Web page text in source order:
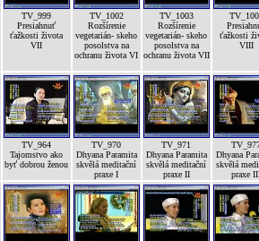
TV_999
Presiahnuť
ťažkosti života
VII
TV_1002
Rozšírenie
vegetarián- skeho
posolstva na
ochranu života VI
TV_1003
Rozšírenie
vegetarián- skeho
posolstva na
ochranu života VII
ťažkosti
VIII
TV_964
Tajomstvo ako
byť dobrou ženou
TV_970
Dhyana Paramita
skvělá meditační
praxe I
TV_971
Dhyana Paramita
skvělá meditační
praxe II
Dhyana
skvělá
praxe